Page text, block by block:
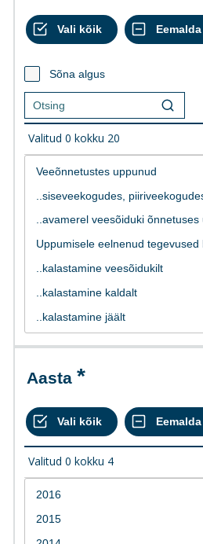
Sõna algus
Valitud 0 kokku 20
Aasta
Valitud 0 kokku 4